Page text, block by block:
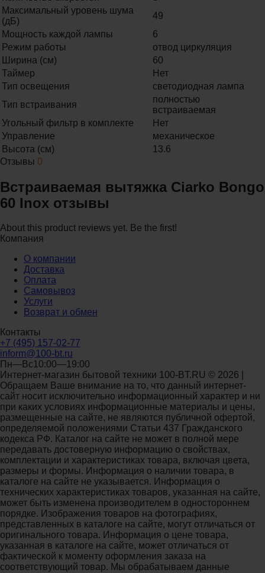
Максимальный уровень шума
(дБ)
49
Мощность каждой лампы
6
Режим работы
отвод циркуляция
Ширина (см)
60
Таймер
Нет
Тип освещения
светодиодная лампа
Тип встраивания
полностью
встраиваемая
Угольный фильтр в комплекте
Нет
Управление
механическое
Высота (см)
13.6
Отзывы 0
Встраиваемая вытяжка Ciarko Bongo
60 Inox отзывы
About this product reviews yet. Be the first!
Компания
О компании
Доставка
Оплата
Самовывоз
Услуги
Возврат и обмен
Контакты
+7 (495) 157-02-77
inform@100-bt.ru
Пн—Вс10:00—19:00
Интернет-магазин бытовой техники 100-BT.RU © 2026 |
Обращаем Ваше внимание на то, что данный интернет-
сайт носит исключительно информационный характер и ни
при каких условиях информационные материалы и цены,
размещенные на сайте, не являются публичной офертой,
определяемой положениями Статьи 437 Гражданского
кодекса РФ. Каталог на сайте не может в полной мере
передавать достоверную информацию о свойствах,
комплектации и характеристиках товара, включая цвета,
размеры и формы. Информация о наличии товара, в
каталоге на сайте не указывается. Информация о
технических характеристиках товаров, указанная на сайте,
может быть изменена производителем в одностороннем
порядке. Изображения товаров на фотографиях,
представленных в каталоге на сайте, могут отличаться от
оригинального товара. Информация о цене товара,
указанная в каталоге на сайте, может отличаться от
фактической к моменту оформления заказа на
соответствующий товар. Мы обрабатываем данные